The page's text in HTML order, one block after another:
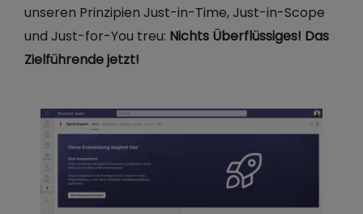
unseren Prinzipien Just-in-Time, Just-in-Scope
und Just-for-You treu: Nichts Überflüssiges! Das
Zielführende jetzt!